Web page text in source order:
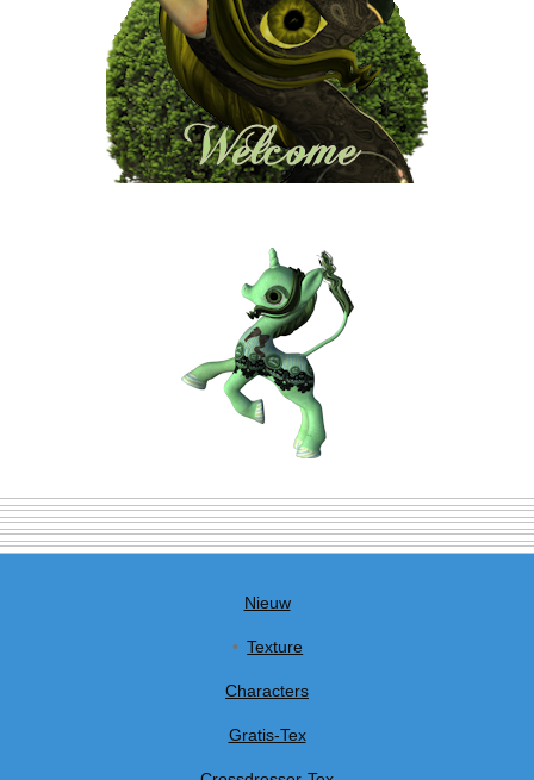
Nieuw
Texture
Characters
Gratis-Tex